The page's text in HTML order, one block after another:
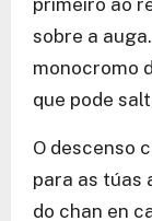
sobre a
monocromo
que pode
O descenso
para as túas
do chan en